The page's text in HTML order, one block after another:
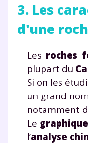
3. Les
d'une
Les roches
plupart du
Si on les
un grand
notamment
Le graphique
l’analyse